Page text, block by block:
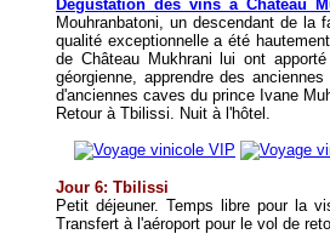
Dégustation des vins à Château
Mouhranbatoni, un descendant de la
qualité exceptionnelle a été
de Château Mukhrani lui ont
géorgienne, apprendre des
d'anciennes caves du prince Ivane
Retour à Tbilissi. Nuit à l'hôtel.
Jour 6: Tbilissi
Petit déjeuner. Temps libre pour la
Transfert à l'aéroport pour le vol de